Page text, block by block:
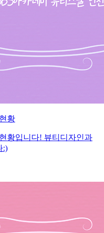
황
황입니다! 뷰티디자인과
:)